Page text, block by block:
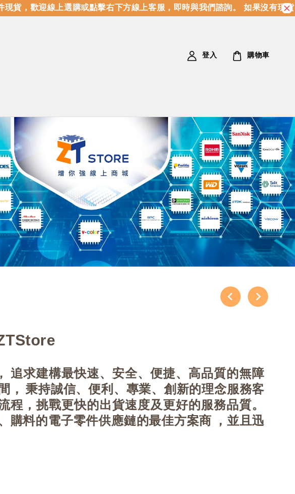
歡迎線上選購或點擊右下方線上客服，即時與我們諮詢。 如果沒有現貨，
登入 購物車
， 追求建構最快速、安全、便捷、高品質的無障
， 秉持誠信、便利、專業、創新的理念服務客
程，挑戰更快的出貨速度及更好的服務品質。
購料的電子零件供應鏈的最佳方案商 ，並且迅